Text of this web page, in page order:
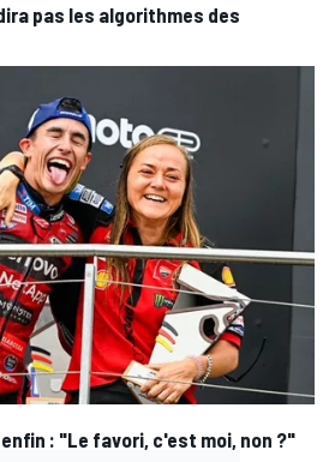
pas les algorithmes des
: "Le favori, c'est moi, non ?"